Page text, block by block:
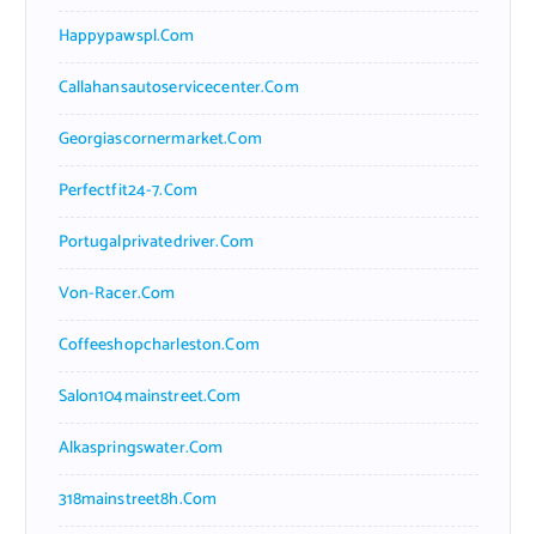
Happypawspl.com
Callahansautoservicecenter.com
Georgiascornermarket.com
Perfectfit24-7.com
Portugalprivatedriver.com
Von-Racer.com
Coffeeshopcharleston.com
Salon104mainstreet.com
Alkaspringswater.com
318mainstreet8h.com